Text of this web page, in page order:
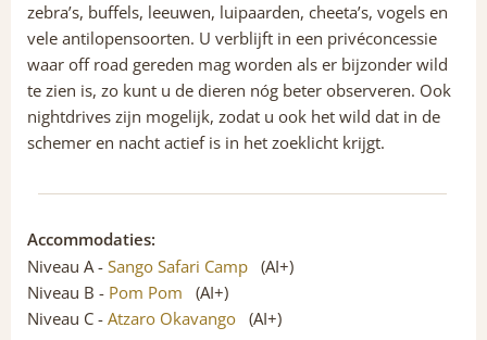
zebra’s, buffels, leeuwen, luipaarden, cheeta’s, vogels en
vele antilopensoorten. U verblijft in een privéconcessie
waar off road gereden mag worden als er bijzonder wild
te zien is, zo kunt u de dieren nóg beter observeren. Ook
nightdrives zijn mogelijk, zodat u ook het wild dat in de
schemer en nacht actief is in het zoeklicht krijgt.
Accommodaties:
Niveau A - Sango Safari Camp (AI+)
Niveau B - Pom Pom (AI+)
Niveau C - Atzaro Okavango (AI+)